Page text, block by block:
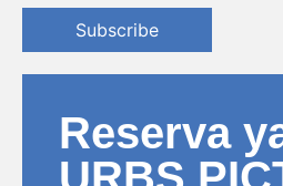
Subscribe
Reserva